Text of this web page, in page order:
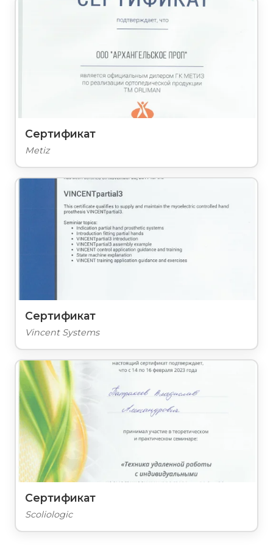
Сертификат
Metiz
Сертификат
Vincent Systems
Сертификат
Scoliologic